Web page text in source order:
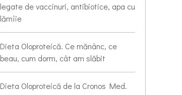
legate de vaccinuri, antibiotice, apa cu
lămîie
Dieta Oloproteică. Ce mănânc, ce
beau, cum dorm, cât am slăbit
Dieta Oloproteică de la Cronos Med.